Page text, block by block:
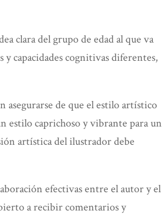
clara del grupo de edad al que va
capacidades cognitivas diferentes,
de que el estilo artístico
estilo caprichoso y vibrante para un
artística del ilustrador debe
efectivas entre el autor y el
a recibir comentarios y